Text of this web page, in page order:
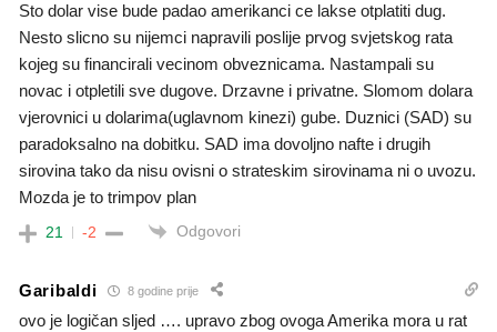
Sto dolar vise bude padao amerikanci ce lakse otplatiti dug.
Nesto slicno su nijemci napravili poslije prvog svjetskog rata
kojeg su financirali vecinom obveznicama. Nastampali su
novac i otpletili sve dugove. Drzavne i privatne. Slomom dolara
vjerovnici u dolarima(uglavnom kinezi) gube. Duznici (SAD) su
paradoksalno na dobitku. SAD ima dovoljno nafte i drugih
sirovina tako da nisu ovisni o strateskim sirovinama ni o uvozu.
Mozda je to trimpov plan
21 -2 Odgovori
Garibaldi 8 godine prije
ovo je logičan sljed …. upravo zbog ovoga Amerika mora u rat